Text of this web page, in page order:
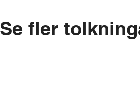
Se fler